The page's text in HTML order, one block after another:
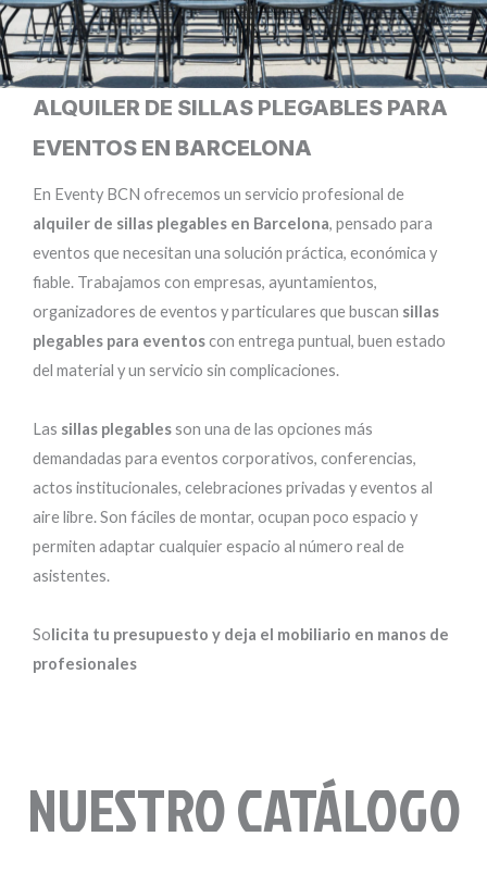
ALQUILER DE SILLAS PLEGABLES PARA
EVENTOS EN BARCELONA
En Eventy BCN ofrecemos un servicio profesional de
alquiler de sillas plegables en Barcelona, pensado para
eventos que necesitan una solución práctica, económica y
fiable. Trabajamos con empresas, ayuntamientos,
organizadores de eventos y particulares que buscan sillas
plegables para eventoscon entrega puntual, buen estado
del material y un servicio sin complicaciones.
Las sillas plegablesson una de las opciones más
demandadas para eventos corporativos, conferencias,
actos institucionales, celebraciones privadas y eventos al
aire libre. Son fáciles de montar, ocupan poco espacio y
permiten adaptar cualquier espacio al número real de
asistentes.
Solicita tu presupuesto y deja el mobiliario en manos de
profesionales
NUESTRO CATÁLOGO